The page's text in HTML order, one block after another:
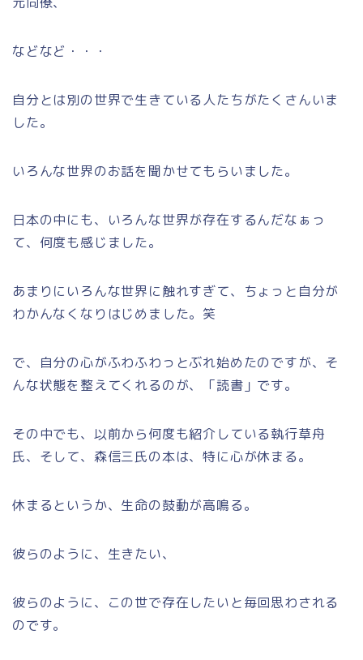
などなど・・・
自分とは別の世界で生きている人たちがたくさんいま
した。
いろんな世界のお話を聞かせてもらいました。
日本の中にも、いろんな世界が存在するんだなぁっ
て、何度も感じました。
あまりにいろんな世界に触れすぎて、ちょっと自分が
わかんなくなりはじめました。笑
で、自分の心がふわふわっとぶれ始めたのですが、そ
んな状態を整えてくれるのが、「読書」です。
その中でも、以前から何度も紹介している執行草舟
氏、そして、森信三氏の本は、特に心が休まる。
休まるというか、生命の鼓動が高鳴る。
彼らのように、生きたい、
彼らのように、この世で存在したいと毎回思わされる
のです。